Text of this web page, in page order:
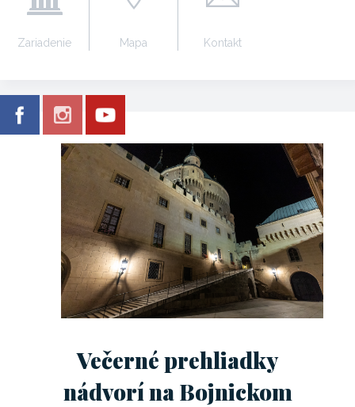
Zariadenie Mapa Kontakt
Večerné prehliadky
nádvorí na Bojnickom